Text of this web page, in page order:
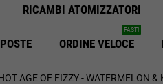
RICAMBI ATOMIZZATORI
ORDINE VELOCE
FAST!
AGE OF FIZZY - WATERMELON